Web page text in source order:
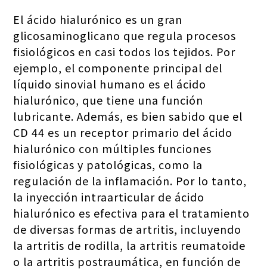
El ácido hialurónico es un gran
glicosaminoglicano que regula procesos
fisiológicos en casi todos los tejidos. Por
ejemplo, el componente principal del
líquido sinovial humano es el ácido
hialurónico, que tiene una función
lubricante. Además, es bien sabido que el
CD 44 es un receptor primario del ácido
hialurónico con múltiples funciones
fisiológicas y patológicas, como la
regulación de la inflamación. Por lo tanto,
la inyección intraarticular de ácido
hialurónico es efectiva para el tratamiento
de diversas formas de artritis, incluyendo
la artritis de rodilla, la artritis reumatoide
o la artritis postraumática, en función de